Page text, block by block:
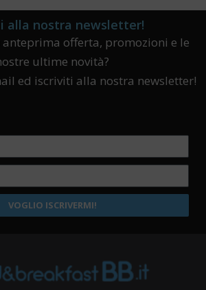
alla nostra newsletter!
offerta, promozioni e le
ultime novità?
ed iscriviti alla nostra newsletter!
VOGLIO ISCRIVERMI!